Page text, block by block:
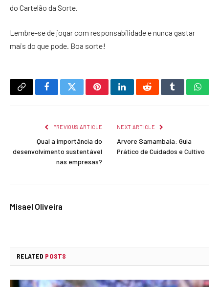
do Cartelão da Sorte.
Lembre-se de jogar com responsabilidade e nunca gastar
mais do que pode. Boa sorte!
Copy
FacebookTwitterPinterestLinkedInRedditTumblr
PREVIOUS ARTICLE
Qual a importância do
desenvolvimento sustentável
nas empresas?
NEXT ARTICLE
Arvore Samambaia: Guia
Prático de Cuidados e Cultivo
Misael Oliveira
RELATED POSTS